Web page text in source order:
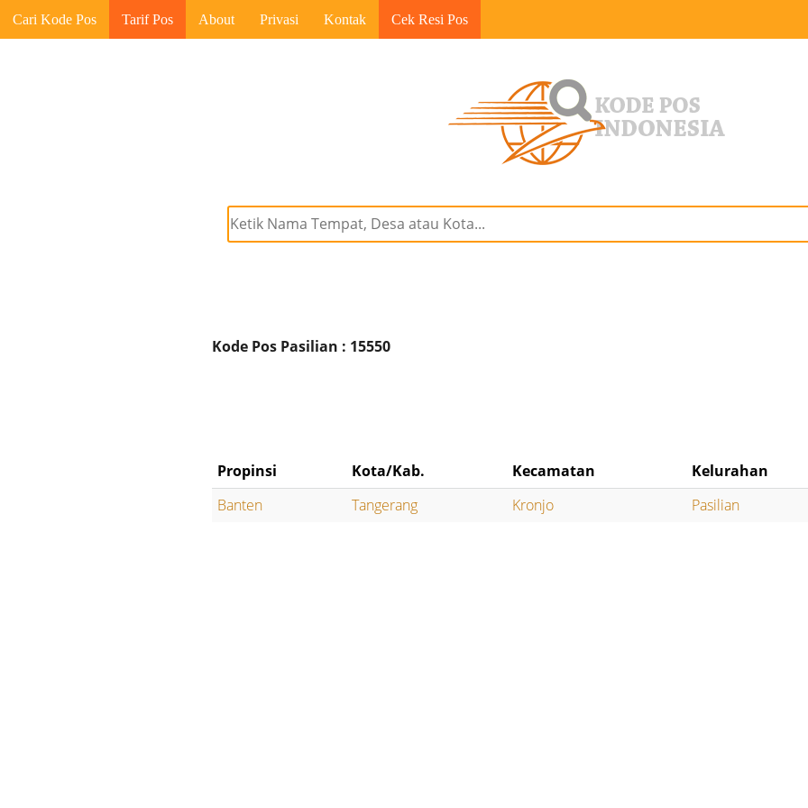
Cari Kode Pos Tarif Pos About Privasi Kontak Cek Resi Pos
Kode Pos Pasilian : 15550
Propinsi Kota/Kab. Kecamatan
Kelurahan
Banten
Tangerang Kronjo Pasilian